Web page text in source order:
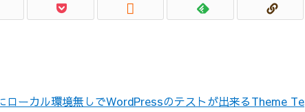

ーカル環境無しでWordPressのテストが出来るTheme Te